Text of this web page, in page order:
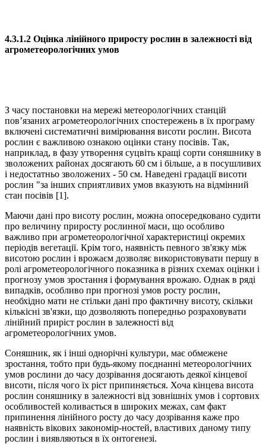
4.3.1.2 Оцінка лінійного приросту рослин в залежності від
агрометеорологічних умов
З часу постановки на мережі метеорологічних станцій
пов’язаних агрометеорологічних спостережень в їх програму
включені систематичні вимірювання висоти рослин. Висота
рослин є важливою ознакою оцінки стану посівів. Так,
наприклад, в фазу утворення суцвіть кращі сорти соняшнику в
зволожених районах досягають 60 см і більше, а в посушливих
і недостатньо зволожених - 50 см. Наведені градації висоти
рослин "за інших сприятливих умов вказують на відмінний
стан посівів [1].
Маючи дані про висоту рослин, можна опосередковано судити
про величину приросту рослинної маси, що особливо
важливо при агрометеорологічної характеристиці окремих
періодів вегетації. Крім того, наявність певного зв'язку між
висотою рослин і врожаєм дозволяє використовувати першу в
ролі агрометеорологічного показника в різних схемах оцінки і
прогнозу умов зростання і формування врожаю. Однак в ряді
випадків, особливо при прогнозі умов росту рослин,
необхідно мати не стільки дані про фактичну висоту, скільки
кількісні зв'язки, що дозволяють попередньо розраховувати
лінійний приріст рослин в залежності від
агрометеорологічних умов.
Соняшник, як і інші однорічні культури, має обмежене
зростання, тобто при будь-якому поєднанні метеорологічних
умов рослини до часу дозрівання досягають деякої кінцевої
висоти, після чого їх ріст припиняється. Хоча кінцева висота
рослин соняшнику в залежності від зовнішніх умов і сортових
особливостей коливається в широких межах, сам факт
припинення лінійного росту до часу дозрівання каже про
наявність вікових закономір-ностей, властивих даному типу
рослин і виявляються в їх онтогенезі.